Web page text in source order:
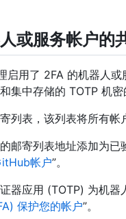
或服务帐户的
启用了 2FA 的机器人
集中存储的 TOTP 机密
列表，该列表将所有帐
邮寄列表地址添加为
帐户”。
器应用 (TOTP) 为机
保护您的帐户”。